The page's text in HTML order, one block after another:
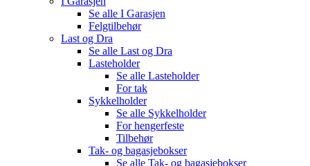
Se alle I Garasjen
Felgtilbehør
Last og Dra
Se alle Last og Dra
Lasteholder
Se alle Lasteholder
For tak
Sykkelholder
Se alle Sykkelholder
For hengerfeste
Tilbehør
Tak- og bagasjebokser
Se alle Tak- og bagasjebokser